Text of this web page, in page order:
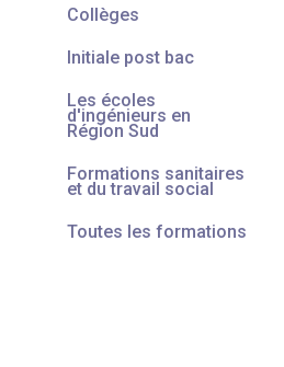
Collèges
Initiale post bac
Les écoles
d'ingénieurs en
Région Sud
Formations sanitaires
et du travail social
Toutes les formations